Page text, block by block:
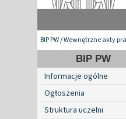
BIP PW/Wewnętrzne akty
BIP PW
Informacje ogólne
Ogłoszenia
Struktura uczelni